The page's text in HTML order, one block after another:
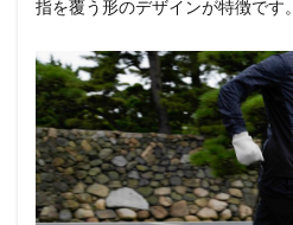
指を覆う形のデザインが特徴です。